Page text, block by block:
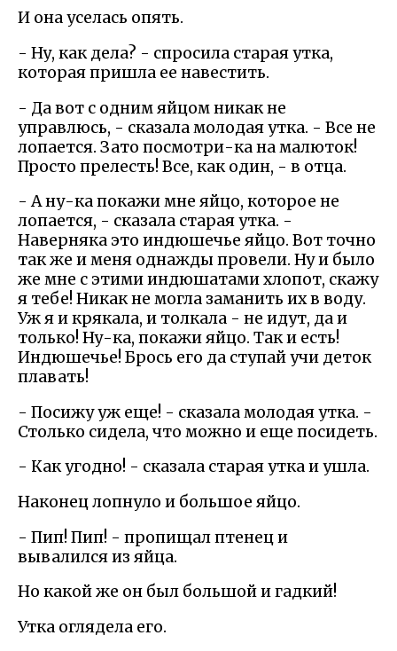
И она уселась опять.
- Ну, как дела? - спросила старая утка,
которая пришла ее навестить.
- Да вот с одним яйцом никак не
управлюсь, - сказала молодая утка. - Все не
лопается. Зато посмотри-ка на малюток!
Просто прелесть! Все, как один, - в отца.
- А ну-ка покажи мне яйцо, которое не
лопается, - сказала старая утка. -
Наверняка это индюшечье яйцо. Вот точно
так же и меня однажды провели. Ну и было
же мне с этими индюшатами хлопот, скажу
я тебе! Никак не могла заманить их в воду.
Уж я и крякала, и толкала - не идут, да и
только! Ну-ка, покажи яйцо. Так и есть!
Индюшечье! Брось его да ступай учи деток
плавать!
- Посижу уж еще! - сказала молодая утка. -
Столько сидела, что можно и еще посидеть.
- Как угодно! - сказала старая утка и ушла.
Наконец лопнуло и большое яйцо.
- Пип! Пип! - пропищал птенец и
вывалился из яйца.
Но какой же он был большой и гадкий!
Утка оглядела его.